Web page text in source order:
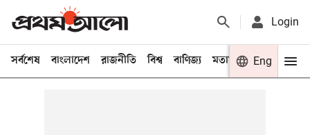
Login
সর্বশেষ বাংলাদেশ রাজনীতি বিশ্ব বাণিজ্য মতামত খেলা
Eng